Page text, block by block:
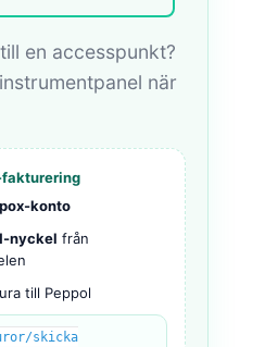
en accesspunkt?
när
konto
nyckel från
till Peppol
skicka